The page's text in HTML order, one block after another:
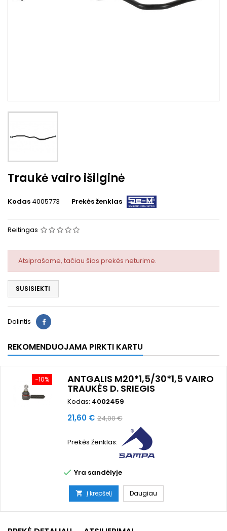
Traukė vairo išilginė
Kodas 4005773 Prekės ženklas
Reitingas
Atsiprašome, tačiau šios prekės neturime.
SUSISIEKTI
Dalintis
REKOMENDUOJAMA PIRKTI KARTU
−10% ANTGALIS M20*1,5/30*1,5 VAIRO
TRAUKĖS D. SRIEGIS
Kodas: 4002459
Kaina
21,60 € Bazinė
24,00 €
Prekės ženklas:
 Yra sandėlyje
 Į krepšelį Daugiau